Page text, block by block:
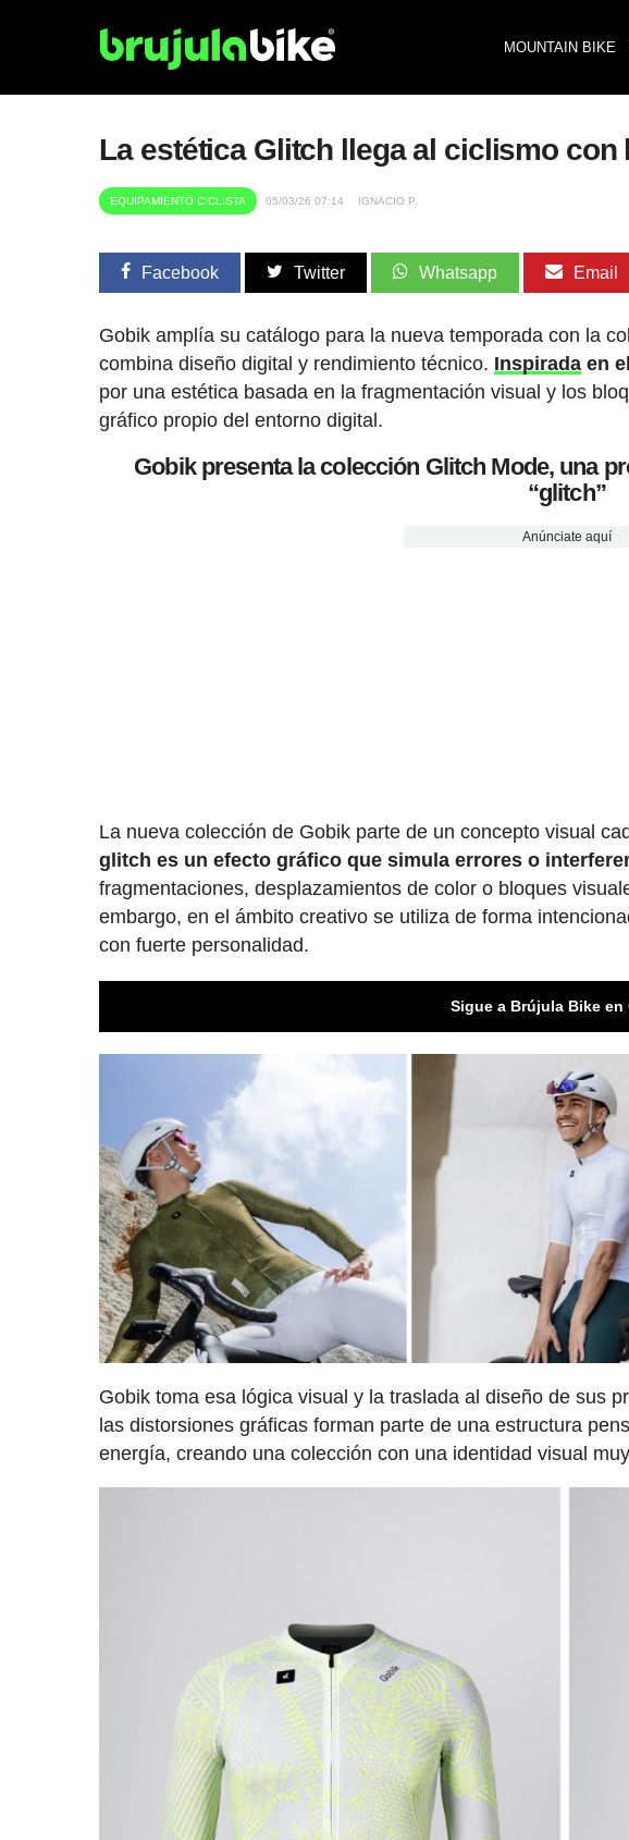
MOUNTAIN BIKE
La estética Glitch llega al ciclismo
EQUIPAMIENTO CICLISTA 05/03/26 07:14 IGNACIO P.
Facebook Twitter Whatsapp Email
Gobik amplía su catálogo para la nueva temporada con la
combina diseño digital y rendimiento técnico. Inspirada en
por una estética basada en la fragmentación visual y los
gráfico propio del entorno digital.
Gobik presenta la colección Glitch Mode, una
“glitch”
Anúnciate aquí
La nueva colección de Gobik parte de un concepto visual
glitch es un efecto gráfico que simula errores o
fragmentaciones, desplazamientos de color o bloques
embargo, en el ámbito creativo se utiliza de forma
con fuerte personalidad.
Sigue a Brújula Bike en
Gobik toma esa lógica visual y la traslada al diseño de sus
las distorsiones gráficas forman parte de una estructura
energía, creando una colección con una identidad visual